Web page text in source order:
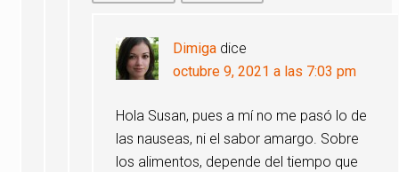
Comentario
Comentario
Dimiga dice
octubre 9, 2021 a las 7:03 pm
Hola Susan, pues a mí no me pasó lo de
las nauseas, ni el sabor amargo. Sobre
los alimentos, depende del tiempo que